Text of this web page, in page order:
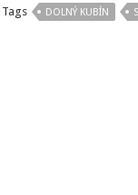
Tags DOLNÝ KUBÍN